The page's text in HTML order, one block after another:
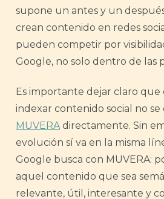
supone un antes y un
crean contenido en redes
pueden competir por
Google, no solo dentro de las
Es importante dejar claro que
indexar contenido social no se
MUVERAdirectamente. Sin
evolución sí va en la misma
Google busca con MUVERA:
aquel contenido que sea
relevante, útil, interesante y